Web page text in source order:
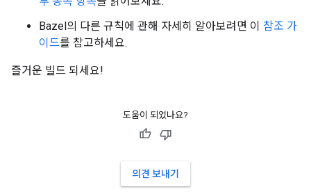
Bazel의 다른 규칙에 관해 자세히 알아보려면 이 참조 가
이드를 참고하세요.
즐거운 빌드 되세요!
도움이 되었나요?
의견 보내기